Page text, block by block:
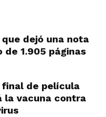
dejó una nota
de 1.905 páginas
final de película
la vacuna contra